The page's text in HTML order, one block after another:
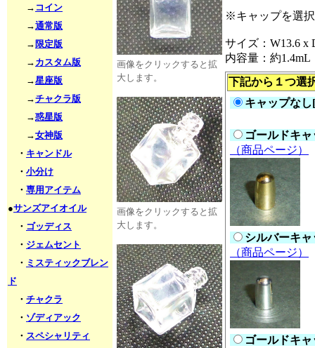
→ コイン
→通常版
→ 限定版
→ カスタム版
→星座版
→チャクラ版
→惑星版
→女神版
・ キャンドル
・ 小分け
・ 専用アイテム
●サンズアイオイル
・ ゴッディス
・ ジェムセント
・ ミスティックブレン
ド
・ チャクラ
・ ゾディアック
・ スペシャリティ
画像をクリックすると拡
大します。
画像をクリックすると拡
大します。
※キャップを選
サイズ：W13.6 x
内容量：約1.4mL
下記から１つ選
キャップなし
ゴールドキ
（商品ページ）
シルバーキ
（商品ページ）
ゴールドキ